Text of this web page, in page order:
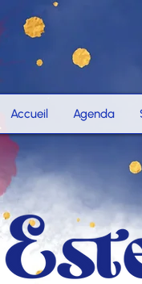
Accueil Agenda